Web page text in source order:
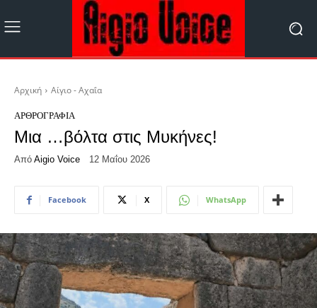
Αρχική Αίγιο - Αχαΐα
ΑΡΘΡΟΓΡΑΦΊΑ
Μια …βόλτα στις Μυκήνες!
Από Aigio Voice 12 Μαΐου 2026
Facebook X WhatsApp